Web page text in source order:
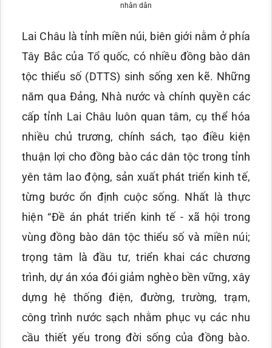
nhân dân
Lai Châu là tỉnh miền núi, biên giới nằm ở phía
Tây Bắc của Tổ quốc, có nhiều đồng bào dân
tộc thiểu số (DTTS) sinh sống xen kẽ. Những
năm qua Đảng, Nhà nước và chính quyền các
cấp tỉnh Lai Châu luôn quan tâm, cụ thể hóa
nhiều chủ trương, chính sách, tạo điều kiện
thuận lợi cho đồng bào các dân tộc trong tỉnh
yên tâm lao động, sản xuất phát triển kinh tế,
từng bước ổn định cuộc sống. Nhất là thực
hiện “Đề án phát triển kinh tế - xã hội trong
vùng đồng bào dân tộc thiểu số và miền núi;
trọng tâm là đầu tư, triển khai các chương
trình, dự án xóa đói giảm nghèo bền vững, xây
dựng hệ thống điện, đường, trường, trạm,
công trình nước sạch nhằm phục vụ các nhu
cầu thiết yếu trong đời sống của đồng bào.